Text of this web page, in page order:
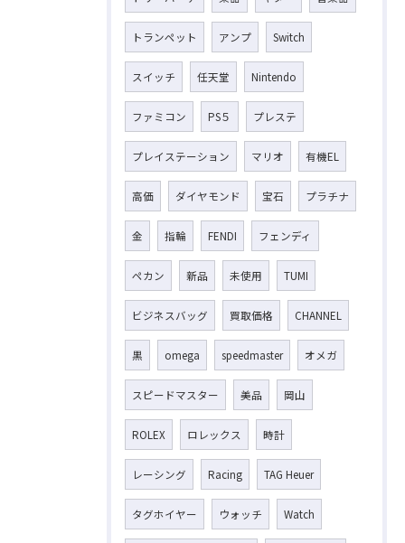
トランペット アンプ Switch
スイッチ 任天堂 Nintendo
ファミコン PS５ プレステ
プレイステーション マリオ 有機EL
高価 ダイヤモンド 宝石 プラチナ
金 指輪 FENDI フェンディ
ペカン 新品 未使用 TUMI
ビジネスバッグ 買取価格 CHANNEL
黒 omega speedmaster オメガ
スピードマスター 美品 岡山
ROLEX ロレックス 時計
レーシング Racing TAG Heuer
タグホイヤー ウォッチ Watch